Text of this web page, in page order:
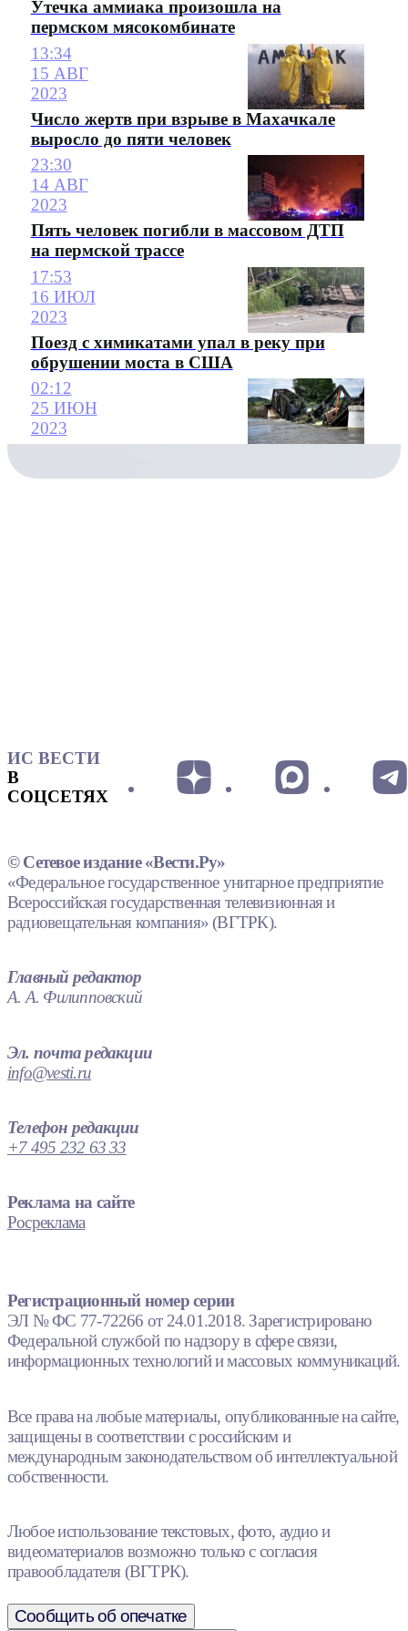
Утечка аммиака произошла на
пермском мясокомбинате
13:34
15 АВГ
2023
Число жертв при взрыве в Махачкале
выросло до пяти человек
23:30
14 АВГ
2023
Пять человек погибли в массовом ДТП
на пермской трассе
17:53
16 ИЮЛ
2023
Поезд с химикатами упал в реку при
обрушении моста в США
02:12
25 ИЮН
2023
ИС ВЕСТИ
В
СОЦСЕТЯХ
© Сетевое издание «Вести.Ру»
«Федеральное государственное унитарное предприятие
Всероссийская государственная телевизионная и
радиовещательная компания» (ВГТРК).
Главный редактор
А. А. Филипповский
Эл. почта редакции
info@vesti.ru
Телефон редакции
+7 495 232 63 33
Реклама на сайте
Росреклама
Регистрационный номер серии
ЭЛ № ФС 77-72266 от 24.01.2018. Зарегистрировано
Федеральной службой по надзору в сфере связи,
информационных технологий и массовых коммуникаций.
Все права на любые материалы, опубликованные на сайте,
защищены в соответствии с российским и
международным законодательством об интеллектуальной
собственности.
Любое использование текстовых, фото, аудио и
видеоматериалов возможно только с согласия
правообладателя (ВГТРК).
Сообщить об опечатке